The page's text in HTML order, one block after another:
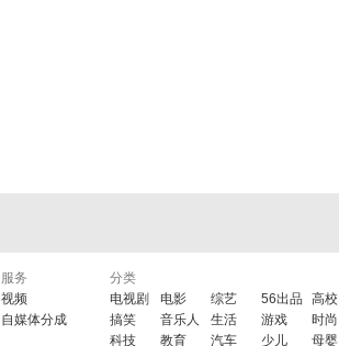
服务
视频
自媒体分成
分类
电视剧
电影 综艺 56出品 高校
搞笑
音乐人 生活 游戏 时尚
科技
教育 汽车 少儿 母婴